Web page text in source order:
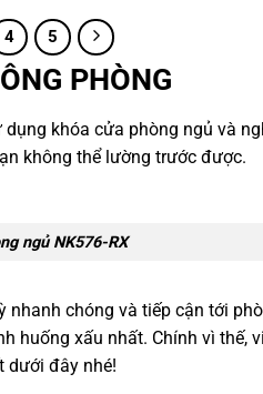
4 5
PHÒNG
khóa cửa phòng ngủ và
không thể lường trước được.
ngủ NK576-RX
chóng và tiếp cận tới
huống xấu nhất. Chính vì thế,
dưới đây nhé!